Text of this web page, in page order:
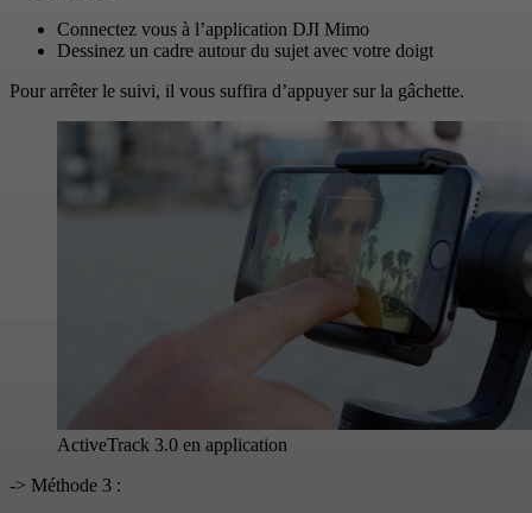
Connectez vous à l’application DJI Mimo
Dessinez un cadre autour du sujet avec votre doigt
Pour arrêter le suivi, il vous suffira d’appuyer sur la gâchette.
ActiveTrack 3.0 en application
-> Méthode 3 :